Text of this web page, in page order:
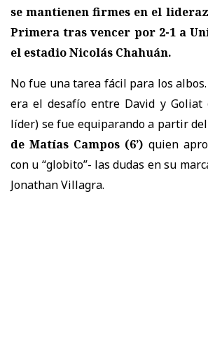
se mantienen firmes en el
Primera tras vencer por 2-1 a
el estadio Nicolás Chahuán.
No fue una tarea fácil para los
era el desafío entre David y Goliat
líder) se fue equiparando a partir del
de Matías Campos (6’) quien
con u “globito”- las dudas en su
Jonathan Villagra.